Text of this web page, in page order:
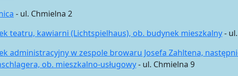
- ul. Chmielna 2
teatru, kawiarni (Lichtspielhaus), ob. budynek mieszkalny-
administracyjny w zespole browaru Josefa Zahltena,
ob. mieszkalno-usługowy- ul. Chmielna 9